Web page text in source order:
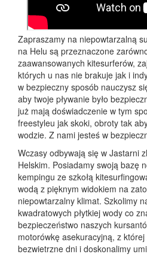
Zapraszamy na niepowtarzalną
na Helu są przeznaczone
zaawansowanych kitesurferów,
których u nas nie brakuje jak i
w bezpieczny sposób nauczysz
aby twoje pływanie było
już mają doświadczenie w tym
freestyleu jak skoki, obroty tak
wodzie. Z nami jesteś w
Wczasy odbywają się w Jastarni
Helskim. Posiadamy swoją bazę
kempingu ze szkołą
wodą z pięknym widokiem na
niepowtarzalny klimat. Szkolimy
kwadratowych płytkiej wody co
bezpieczeństwo naszych
motorówkę asekuracyjną, z
bezwietrzne dni i doskonalimy